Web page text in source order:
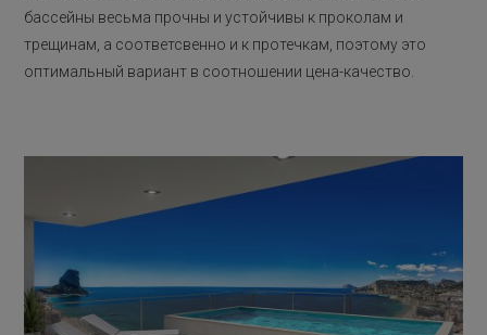
бассейны весьма прочны и устойчивы к проколам и
трещинам, а соответсвенно и к протечкам, поэтому это
оптимальный вариант в соотношении цена-качество.